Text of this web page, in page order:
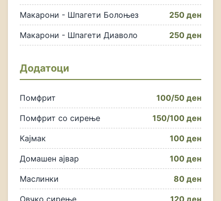
Макарони - Шпагети Болоњез 250 ден
Макарони - Шпагети Диаволо 250 ден
Додатоци
Помфрит 100/50 ден
Помфрит со сирење 150/100 ден
Кајмак 100 ден
Домашен ајвар 100 ден
Маслинки 80 ден
Овчко сирење 120 ден